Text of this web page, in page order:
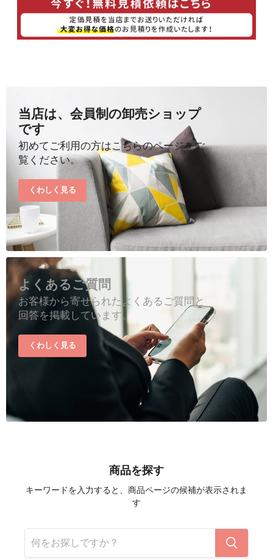
当店は、会員制の卸売ショップ
です
初めてご利用の方はこちらのページをご
覧ください。
くわしく見る
よくあるご質問
お客様から寄せられたよくあるご質問と
回答を掲載しています。
くわしく見る
商品を探す
キーワードを入力すると、商品ページの候補が表示されま
す